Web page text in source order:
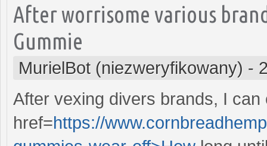
After worrisome various
Gummie
MurielBot (niezweryfikowany) -
After vexing divers brands, I
href=https://